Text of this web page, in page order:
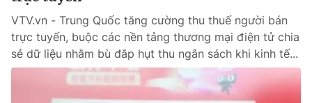
VTV.vn - Trung Quốc tăng cường thu thuế người bán
trực tuyến, buộc các nền tảng thương mại điện tử chia
sẻ dữ liệu nhằm bù đắp hụt thu ngân sách khi kinh tế...